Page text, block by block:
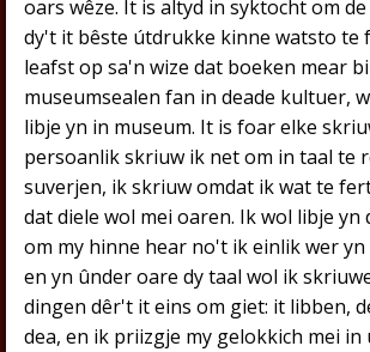
oars wêze. It is altyd in syktocht om
dy't it bêste útdrukke kinne watsto te
leafst op sa'n wize dat boeken mear
museumsealen fan in deade kultuer,
libje yn in museum. It is foar elke
persoanlik skriuw ik net om in taal te
suverjen, ik skriuw omdat ik wat te
dat diele wol mei oaren. Ik wol libje yn
om my hinne hear no't ik einlik wer yn
en yn ûnder oare dy taal wol ik
dingen dêr't it eins om giet: it libben,
dea, en ik priizgje my gelokkich mei